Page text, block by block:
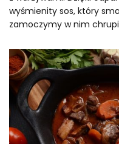
wyśmienity sos, który
zamoczymy w nim